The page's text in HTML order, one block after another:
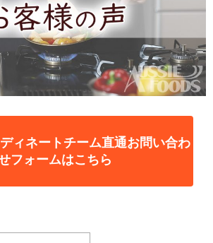
ィネートチーム直通お問い合わ
フォームはこちら